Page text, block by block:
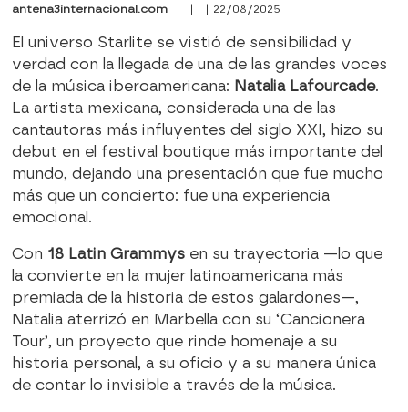
antena3internacional.com | | 22/08/2025
El universo Starlite se vistió de sensibilidad y
verdad con la llegada de una de las grandes voces
de la música iberoamericana: Natalia Lafourcade.
La artista mexicana, considerada una de las
cantautoras más influyentes del siglo XXI, hizo su
debut en el festival boutique más importante del
mundo, dejando una presentación que fue mucho
más que un concierto: fue una experiencia
emocional.
Con 18 Latin Grammysen su trayectoria —lo que
la convierte en la mujer latinoamericana más
premiada de la historia de estos galardones—,
Natalia aterrizó en Marbella con su ‘Cancionera
Tour’, un proyecto que rinde homenaje a su
historia personal, a su oficio y a su manera única
de contar lo invisible a través de la música.